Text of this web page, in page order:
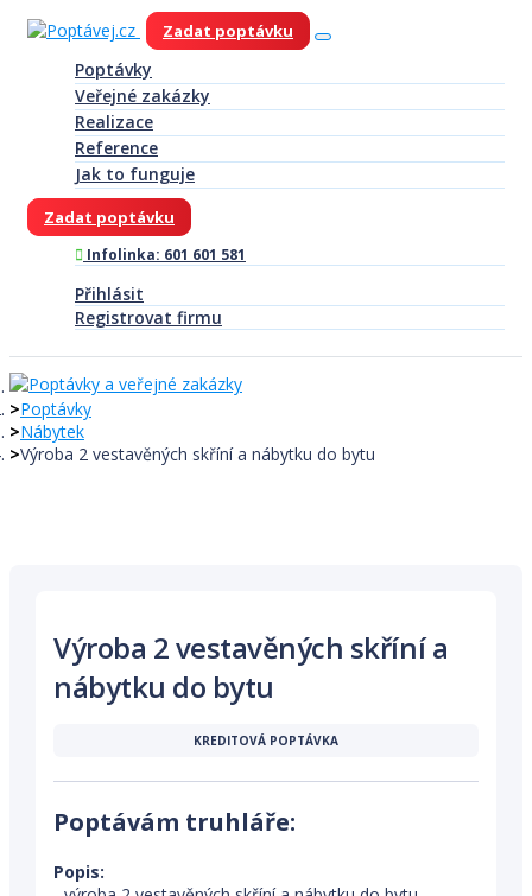
Zadat poptávku
Poptávky
Veřejné zakázky
Realizace
Reference
Jak to funguje
Zadat poptávku
Infolinka: 601 601 581
Přihlásit
Registrovat firmu
Poptávky
Nábytek
Výroba 2 vestavěných skříní a nábytku do bytu
Výroba 2 vestavěných skříní a
nábytku do bytu
KREDITOVÁ POPTÁVKA
Poptávám truhláře:
Popis: